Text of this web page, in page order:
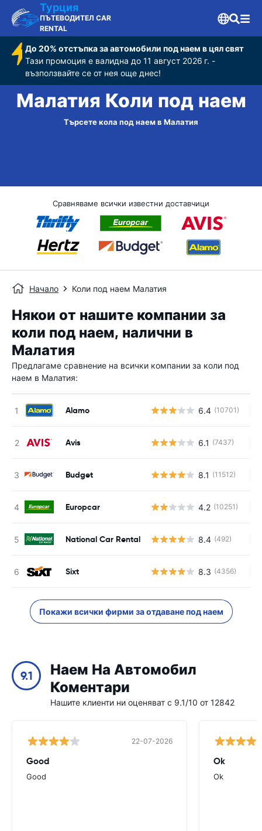
Турция
ПЪТЕВОДИТЕЛ CAR
RENTAL
До 20% отстъпка за автомобили под наем в цял свят
Тази промоция е валидна до 11 август 2026 г. -
възползвайте се от нея още днес!
Малатия Коли под наем
Търсете кола под наем в Малатия
Сравняваме всички известни доставчици
Начало Коли под наем Малатия
Някои от нашите компании за
коли под наем, налични в
Малатия
Предлагаме сравнение на всички компании за коли под
наем в Малатия:
Alamo 6.4 (10701)
Avis 6.1 (7437)
Budget 8.1 (11512)
Europcar 4.2 (10251)
National Car Rental 8.4 (492)
Sixt 8.3 (4356)
Покажи всички фирми за отдаване под наем
9.1
Наем На Автомобил
Коментари
Нашите клиенти ни оценяват с 9.1/10 от 12842
22-07-2026
Good
Good
Ok
Ok